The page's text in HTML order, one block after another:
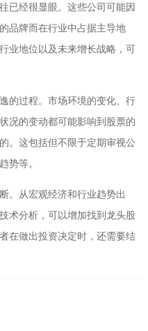
已经很显眼。这些公司可能因
品牌而在行业中占据主导地
业地位以及未来增长战略，可
的过程。市场环境的变化、行
况的变动都可能影响到股票的
。这包括但不限于定期审视公
势等。
。从宏观经济和行业趋势出
术分析，可以增加找到龙头股
在做出投资决定时，还需要结